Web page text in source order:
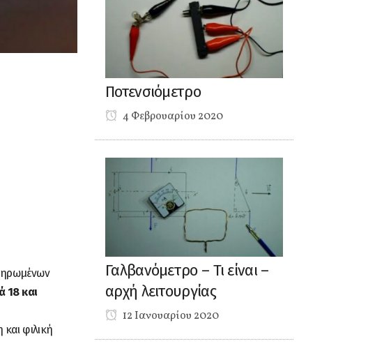
18 και
φιλική
Ποτενσιόμετρο
4 Φεβρουαρίου 2020
Γαλβανόμετρο – Τι είναι –
αρχή λειτουργίας
12 Ιανουαρίου 2020